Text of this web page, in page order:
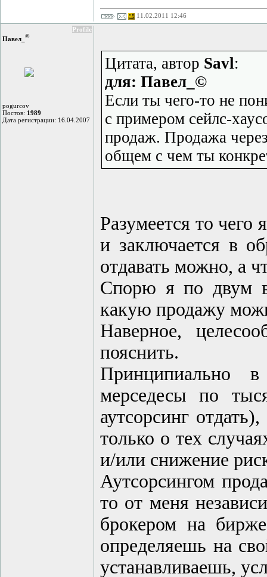
11.02.2011 12:46
Profile
Павел_ ©
pogurcov
Постов: 1989
Дата регистрации: 16.04.2007
Цитата, автор Savl:
для: Павел_©
Если ты чего-то не
с примером сейлс-
продаж. Продажа
общем с чем ты
Разумеется то
и заключается в
отдавать можно, а
Спорю я по двум
какую продажу
Наверное,
пояснить.
Принципиально
мерседесы по
аутсорсинг
только о тех
и/или снижение
Аутсорсингом
то от меня
брокером на
определяешь на
устанавливаешь,